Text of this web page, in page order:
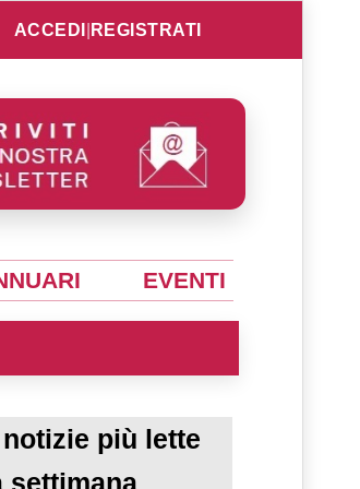
ACCEDI REGISTRATI
EVENTI
più lette
settimana